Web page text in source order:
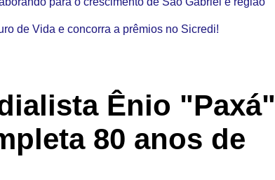
Ênio "Paxá"
80 anos de